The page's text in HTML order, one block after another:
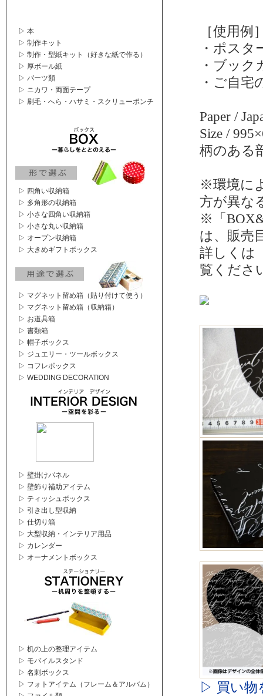
▷ 本
▷ 制作キット
▷ 制作・型紙キット（好きな紙で作る）
▷ 厚ボール紙
▷ パーツ類
▷ ニカワ・両面テープ
▷ 刷毛・へら・ハサミ・スクリューポンチ
▷ 四角い収納箱
▷ 多角形の収納箱
▷ 小さな四角い収納箱
▷ 小さな丸い収納箱
▷ オープン収納箱
▷ 大きめギフトボックス
▷ マグネット留め箱（貼り付けて使う）
▷ マグネット留め箱（収納箱）
▷ お道具箱
▷ 書類箱
▷ 帽子ボックス
▷ ジュエリー・ツールボックス
▷ コフレボックス
▷ WEDDING DECORATION
▷ 壁掛けパネル
▷ 壁飾り補助アイテム
▷ ティッシュボックス
▷ 引き出し型収納
▷ 仕切り箱
▷ 大型収納・インテリア用品
▷ カレンダー
▷ オーナメントボックス
▷ 机の上の整理アイテム
▷ モバイルスタンド
▷ 名刺ボックス
▷ フォトアイテム（フレーム＆アルバム）
［使用例
・ポス
・ブック
・ご自宅
Paper /
Size /
柄のある
※環境に
方が異な
※「
は、販売
詳しくは
覧くださ
▷ 買い物